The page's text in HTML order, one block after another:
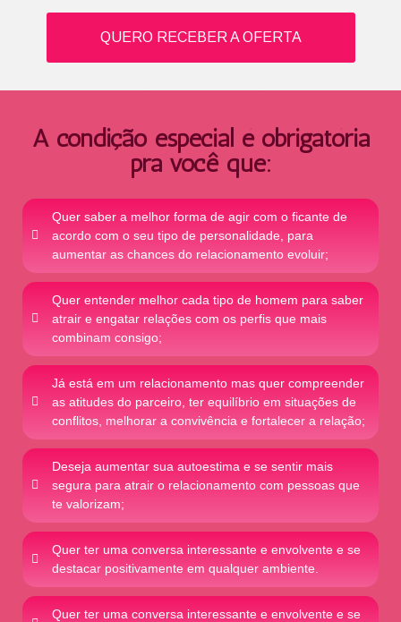
QUERO RECEBER A OFERTA
A condição especial é obrigatória
pra você que:
Quer saber a melhor forma de agir com o ficante de
acordo com o seu tipo de personalidade, para
aumentar as chances do relacionamento evoluir;
Quer entender melhor cada tipo de homem para saber
atrair e engatar relações com os perfis que mais
combinam consigo;
Já está em um relacionamento mas quer compreender
as atitudes do parceiro, ter equilíbrio em situações de
conflitos, melhorar a convivência e fortalecer a relação;
Deseja aumentar sua autoestima e se sentir mais
segura para atrair o relacionamento com pessoas que
te valorizam;
Quer ter uma conversa interessante e envolvente e se
destacar positivamente em qualquer ambiente.
Quer ter uma conversa interessante e envolvente e se